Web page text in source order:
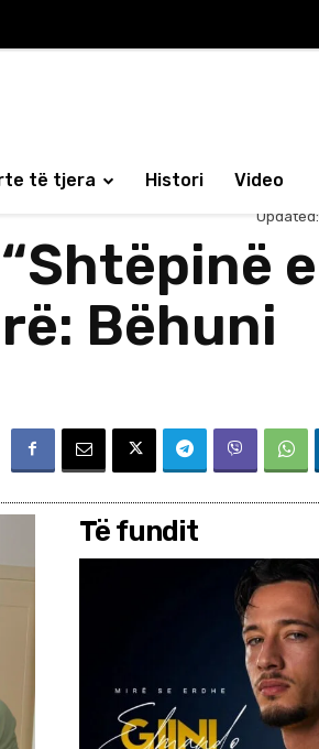
të tjera Histori Video
Updated:
e
Bëhuni
Të fundit